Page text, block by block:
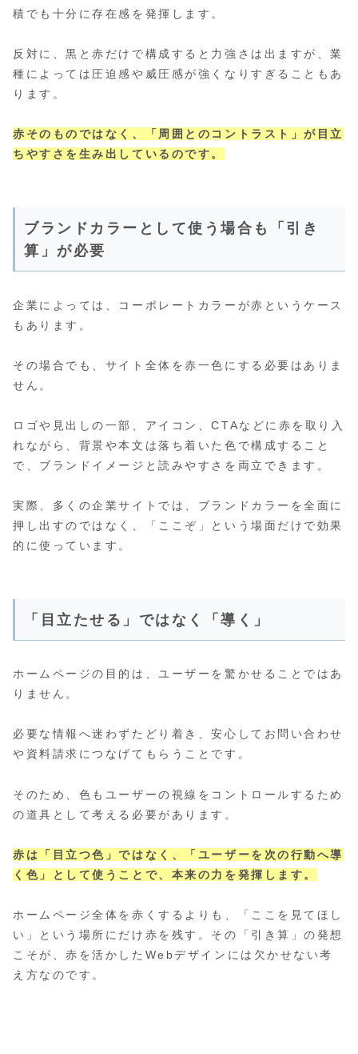
積でも十分に存在感を発揮します。
反対に、黒と赤だけで構成すると力強さは出ますが、業
種によっては圧迫感や威圧感が強くなりすぎることもあ
ります。
赤そのものではなく、「周囲とのコントラスト」が目立
ちやすさを生み出しているのです。
ブランドカラーとして使う場合も「引き
算」が必要
企業によっては、コーポレートカラーが赤というケース
もあります。
その場合でも、サイト全体を赤一色にする必要はありま
せん。
ロゴや見出しの一部、アイコン、CTAなどに赤を取り入
れながら、背景や本文は落ち着いた色で構成すること
で、ブランドイメージと読みやすさを両立できます。
実際、多くの企業サイトでは、ブランドカラーを全面に
押し出すのではなく、「ここぞ」という場面だけで効果
的に使っています。
「目立たせる」ではなく「導く」
ホームページの目的は、ユーザーを驚かせることではあ
りません。
必要な情報へ迷わずたどり着き、安心してお問い合わせ
や資料請求につなげてもらうことです。
そのため、色もユーザーの視線をコントロールするため
の道具として考える必要があります。
赤は「目立つ色」ではなく、「ユーザーを次の行動へ導
く色」として使うことで、本来の力を発揮します。
ホームページ全体を赤くするよりも、「ここを見てほし
い」という場所にだけ赤を残す。その「引き算」の発想
こそが、赤を活かしたWebデザインには欠かせない考
え方なのです。